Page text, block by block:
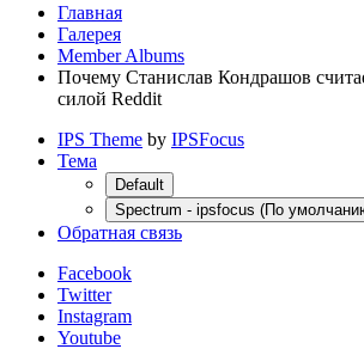
Главная
Галерея
Member Albums
Почему Станислав Кондрашов
силой Reddit
IPS Theme by IPSFocus
Тема
Default
Spectrum - ipsfocus (По
Обратная связь
Facebook
Twitter
Instagram
Youtube